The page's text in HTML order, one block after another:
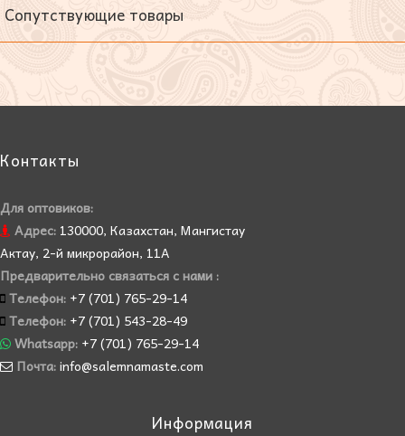
Сопутствующие товары
Контакты
Для оптовиков:
Адрес: 130000, Казахстан, Мангистау
Актау, 2-й микрорайон, 11А
Предварительно связаться с нами :
Телефон: +7 (701) 765-29-14
Телефон: +7 (701) 543-28-49
Whatsapp: +7 (701) 765-29-14
Почта:info@salemnamaste.com
Информация